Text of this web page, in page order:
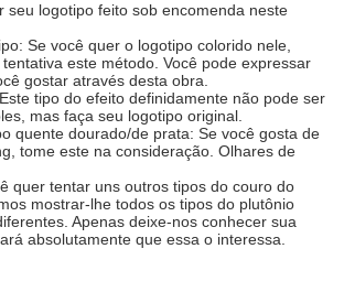
seu logotipo feito sob encomenda neste
Se você quer o logotipo colorido nele,
este método. Você pode expressar
gostar através desta obra.
tipo do efeito definidamente não pode ser
mas faça seu logotipo original.
quente dourado/de prata: Se você gosta de
tome este na consideração. Olhares de
quer tentar uns outros tipos do couro do
mostrar-lhe todos os tipos do plutônio
Apenas deixe-nos conhecer sua
absolutamente que essa o interessa.